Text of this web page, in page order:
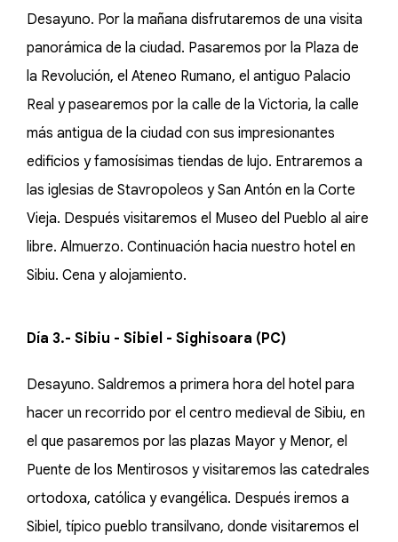
Desayuno. Por la mañana disfrutaremos de una visita
panorámica de la ciudad. Pasaremos por la Plaza de
la Revolución, el Ateneo Rumano, el antiguo Palacio
Real y pasearemos por la calle de la Victoria, la calle
más antigua de la ciudad con sus impresionantes
edificios y famosísimas tiendas de lujo. Entraremos a
las iglesias de Stavropoleos y San Antón en la Corte
Vieja. Después visitaremos el Museo del Pueblo al aire
libre. Almuerzo. Continuación hacia nuestro hotel en
Sibiu. Cena y alojamiento.
Día 3.- Sibiu - Sibiel - Sighisoara (PC)
Desayuno. Saldremos a primera hora del hotel para
hacer un recorrido por el centro medieval de Sibiu, en
el que pasaremos por las plazas Mayor y Menor, el
Puente de los Mentirosos y visitaremos las catedrales
ortodoxa, católica y evangélica. Después iremos a
Sibiel, típico pueblo transilvano, donde visitaremos el